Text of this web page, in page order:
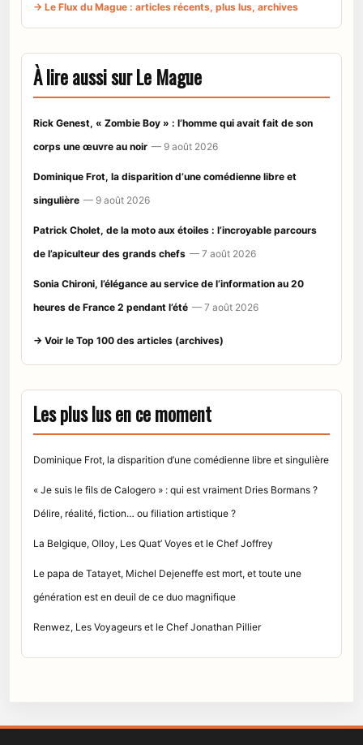
→ Le Flux du Mague : articles récents, plus lus, archives
À lire aussi sur Le Mague
Rick Genest, « Zombie Boy » : l’homme qui avait fait de son
corps une œuvre au noir — 9 août 2026
Dominique Frot, la disparition d’une comédienne libre et
singulière — 9 août 2026
Patrick Cholet, de la moto aux étoiles : l’incroyable parcours
de l’apiculteur des grands chefs — 7 août 2026
Sonia Chironi, l’élégance au service de l’information au 20
heures de France 2 pendant l’été — 7 août 2026
→ Voir le Top 100 des articles (archives)
Les plus lus en ce moment
Dominique Frot, la disparition d’une comédienne libre et singulière
« Je suis le fils de Calogero » : qui est vraiment Dries Bormans ?
Délire, réalité, fiction… ou filiation artistique ?
La Belgique, Olloy, Les Quat’ Voyes et le Chef Joffrey
Le papa de Tatayet, Michel Dejeneffe est mort, et toute une
génération est en deuil de ce duo magnifique
Renwez, Les Voyageurs et le Chef Jonathan Pillier